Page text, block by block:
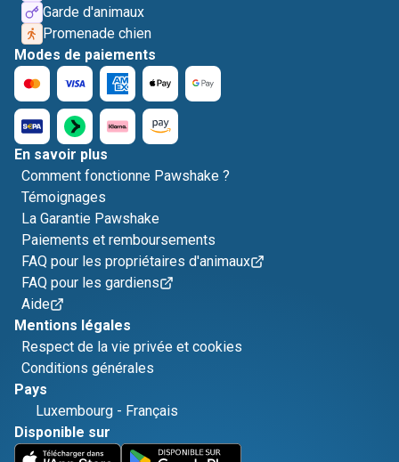
Garde d'animaux
Promenade chien
Modes de paiements
En savoir plus
Comment fonctionne Pawshake ?
Témoignages
La Garantie Pawshake
Paiements et remboursements
FAQ pour les propriétaires d'animaux
FAQ pour les gardiens
Aide
Mentions légales
Respect de la vie privée et cookies
Conditions générales
Pays
Luxembourg - Français
Disponible sur